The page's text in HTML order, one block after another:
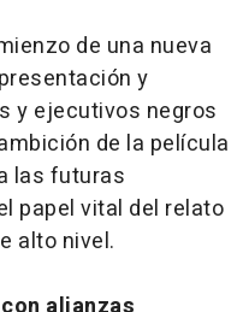
de una nueva
y
y ejecutivos negros
de la película
las futuras
papel vital del relato
alto nivel.